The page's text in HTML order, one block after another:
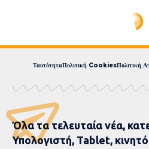
Απίστευτες
Βουλή με την
Επιτέθηκε σε